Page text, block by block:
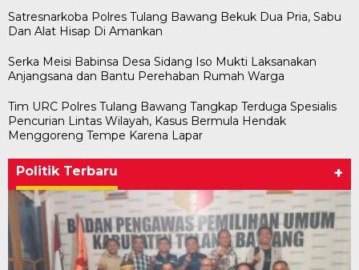
Satresnarkoba Polres Tulang Bawang Bekuk Dua Pria, Sabu
Dan Alat Hisap Di Amankan
Serka Meisi Babinsa Desa Sidang Iso Mukti Laksanakan
Anjangsana dan Bantu Perehaban Rumah Warga
Tim URC Polres Tulang Bawang Tangkap Terduga Spesialis
Pencurian Lintas Wilayah, Kasus Bermula Hendak
Menggoreng Tempe Karena Lapar
Politik Terbaru +